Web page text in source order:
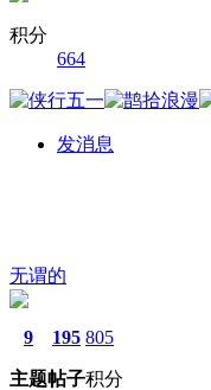
积分
664
发消息
无谓的
9
主题
195
帖子
805
积分